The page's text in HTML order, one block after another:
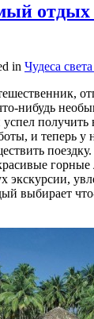
отдых
in Чудеса света
нибудь
и теперь у
экскурсии,
выбирает